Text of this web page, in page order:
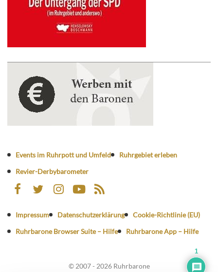
Events im Ruhrpott und Umfeld
Ruhrgebiet erleben
Revier-Derbybarometer
Impressum Datenschutzerklärung
Cookie-Richtlinie (EU)
Ruhrbarone Browser Suite – Hilfe
Ruhrbarone App – Hilfe
© 2007 - 2026 Ruhrbarone
1